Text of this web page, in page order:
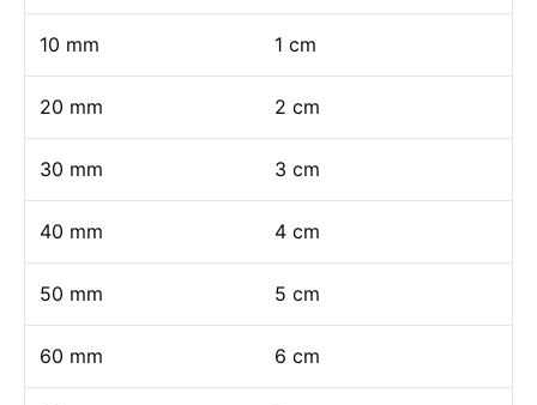
10 mm 1 cm
20 mm 2 cm
30 mm 3 cm
40 mm 4 cm
50 mm 5 cm
60 mm 6 cm